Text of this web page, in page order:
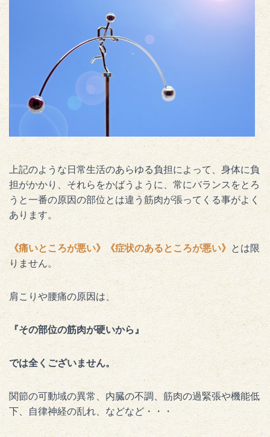
上記のような日常生活のあらゆる負担によって、身体に負
担がかかり、それらをかばうように、常にバランスをとろ
うと一番の原因の部位とは違う筋肉が張ってくる事がよく
あります。
《痛いところが悪い》《症状のあるところが悪い》とは限
りません。
肩こりや腰痛の原因は、
『その部位の筋肉が硬いから』
では全くございません。
関節の可動域の異常、内臓の不調、筋肉の過緊張や機能低
下、自律神経の乱れ、などなど・・・